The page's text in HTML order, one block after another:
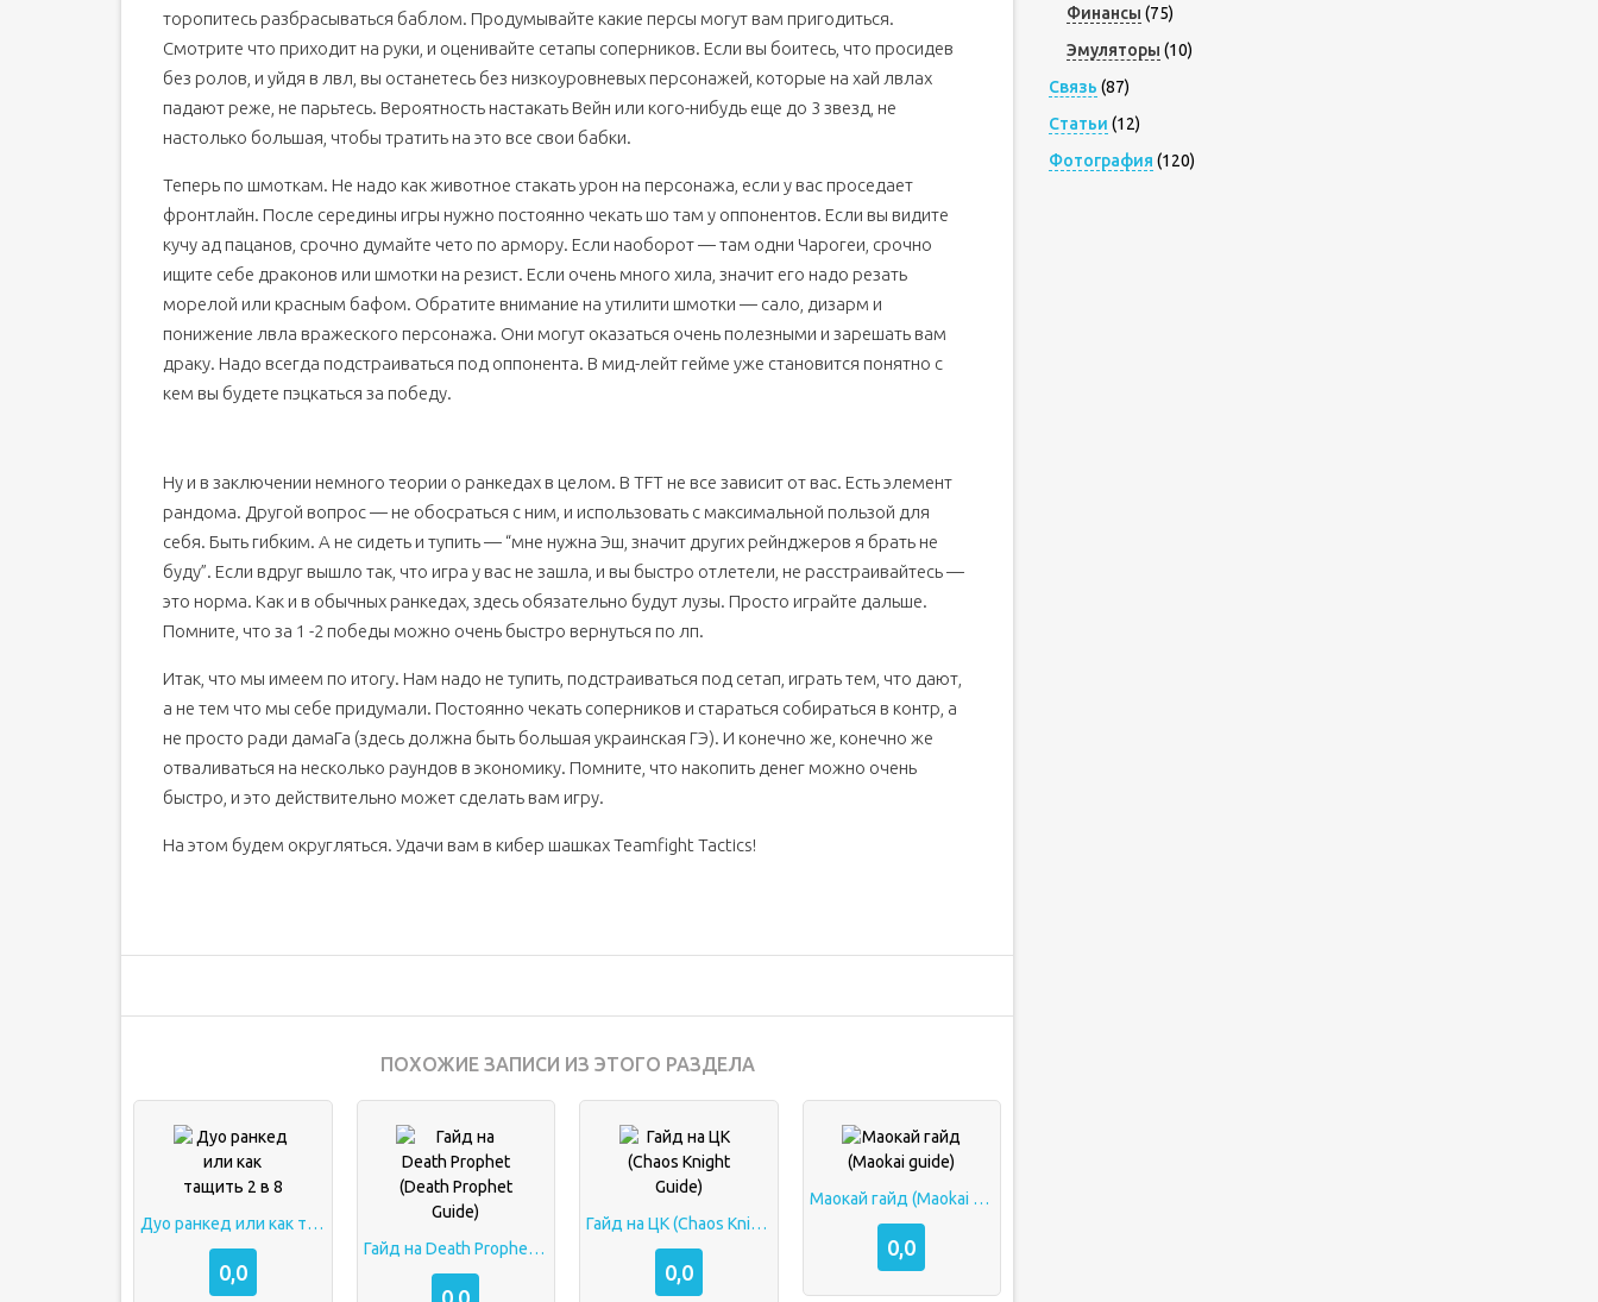
торопитесь разбрасываться баблом. Продумывайте какие персы могут вам пригодиться.
Смотрите что приходит на руки, и оценивайте сетапы соперников. Если вы боитесь, что просидев
без ролов, и уйдя в лвл, вы останетесь без низкоуровневых персонажей, которые на хай лвлах
падают реже, не парьтесь. Вероятность настакать Вейн или кого-нибудь еще до 3 звезд, не
настолько большая, чтобы тратить на это все свои бабки.
Теперь по шмоткам. Не надо как животное стакать урон на персонажа, если у вас проседает
фронтлайн. После середины игры нужно постоянно чекать шо там у оппонентов. Если вы видите
кучу ад пацанов, срочно думайте чето по армору. Если наоборот — там одни Чарогеи, срочно
ищите себе драконов или шмотки на резист. Если очень много хила, значит его надо резать
морелой или красным бафом. Обратите внимание на утилити шмотки — сало, дизарм и
понижение лвла вражеского персонажа. Они могут оказаться очень полезными и зарешать вам
драку. Надо всегда подстраиваться под оппонента. В мид-лейт гейме уже становится понятно с
кем вы будете пэцкаться за победу.
Ну и в заключении немного теории о ранкедах в целом. В TFT не все зависит от вас. Есть элемент
рандома. Другой вопрос — не обосраться с ним, и использовать с максимальной пользой для
себя. Быть гибким. А не сидеть и тупить — “мне нужна Эш, значит других рейнджеров я брать не
буду”. Если вдруг вышло так, что игра у вас не зашла, и вы быстро отлетели, не расстраивайтесь —
это норма. Как и в обычных ранкедах, здесь обязательно будут лузы. Просто играйте дальше.
Помните, что за 1 -2 победы можно очень быстро вернуться по лп.
Итак, что мы имеем по итогу. Нам надо не тупить, подстраиваться под сетап, играть тем, что дают,
а не тем что мы себе придумали. Постоянно чекать соперников и стараться собираться в контр, а
не просто ради дамаГа (здесь должна быть большая украинская ГЭ). И конечно же, конечно же
отваливаться на несколько раундов в экономику. Помните, что накопить денег можно очень
быстро, и это действительно может сделать вам игру.
На этом будем округляться. Удачи вам в кибер шашках Teamfight Tactics!
ПОХОЖИЕ ЗАПИСИ ИЗ ЭТОГО РАЗДЕЛА
Дуо ранкед или как тащить 2 в 8
0,0
Гайд на Death Prophet (Death Prophet Guide)
0,0
Гайд на ЦК (Chaos Knight Guide)
0,0
Маокай гайд (Maokai guide)
0,0
Финансы (75)
Эмуляторы (10)
Связь (87)
Статьи (12)
Фотография (120)